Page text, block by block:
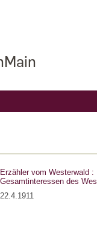
Erzähler vom Westerwald
Gesamtinteressen des
22.4.1911